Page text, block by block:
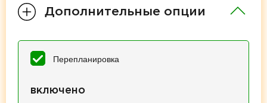
Дополнительные опции
Перепланировка
включено